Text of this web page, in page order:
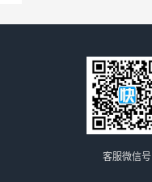
客服微信号